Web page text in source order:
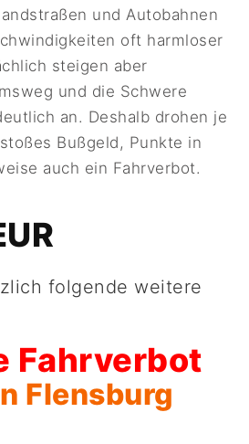
und Autobahnen
oft harmloser
steigen aber
und die Schwere
an. Deshalb drohen je
Bußgeld, Punkte in
auch ein Fahrverbot.
folgende weitere
Fahrverbot
Flensburg